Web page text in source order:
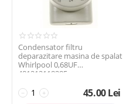
Condensator filtru
deparazitare masina de spalat
Whirlpool 0,68UF
481212118285
+
− 45.00Lei